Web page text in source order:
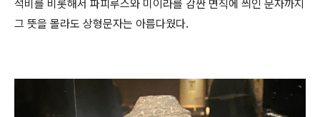
석비를 비롯해서 파피루스와 미이라를 감싼 면직에 씌인 문자까지
그 뜻을 몰라도 상형문자는 아름다웠다.